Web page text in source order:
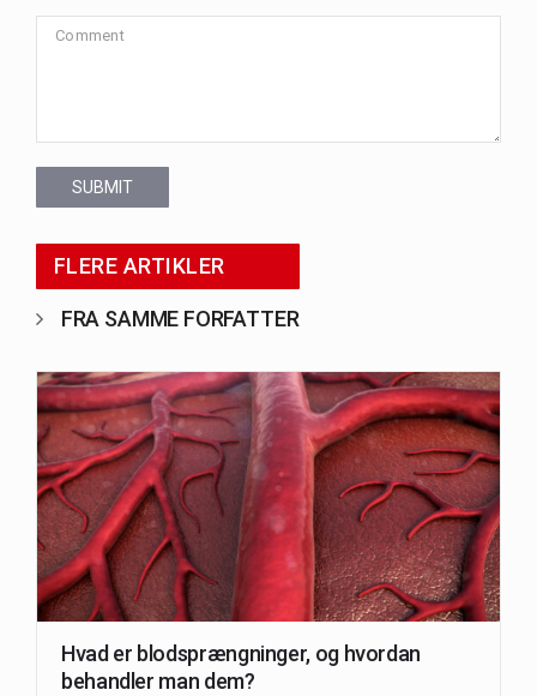
SUBMIT
FLERE ARTIKLER
FRA SAMME FORFATTER
Hvad er blodsprængninger, og hvordan
behandler man dem?